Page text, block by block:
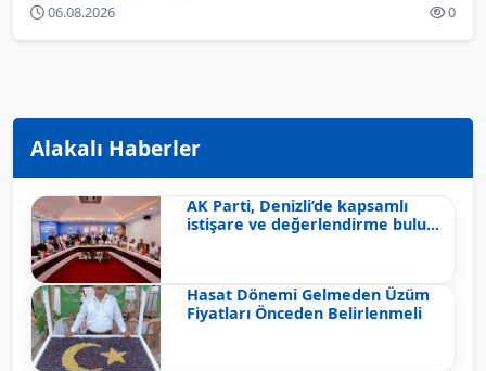
06.08.2026 0
Alakalı Haberler
AK Parti, Denizli’de kapsamlı
istişare ve değerlendirme bulu...
Hasat Dönemi Gelmeden Üzüm
Fiyatları Önceden Belirlenmeli